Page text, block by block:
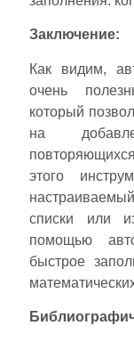
Заключение:
Как видим,
очень
который
на
этого
списки или
помощью
быстрое